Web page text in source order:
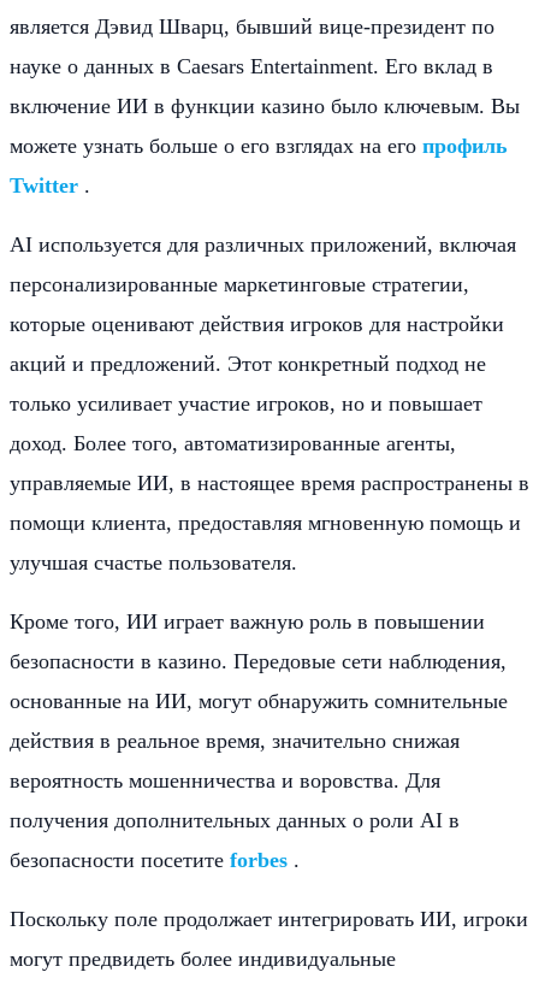
является Дэвид Шварц, бывший вице-президент по
науке о данных в Caesars Entertainment. Его вклад в
включение ИИ в функции казино было ключевым. Вы
можете узнать больше о его взглядах на его профиль
Twitter .
AI используется для различных приложений, включая
персонализированные маркетинговые стратегии,
которые оценивают действия игроков для настройки
акций и предложений. Этот конкретный подход не
только усиливает участие игроков, но и повышает
доход. Более того, автоматизированные агенты,
управляемые ИИ, в настоящее время распространены в
помощи клиента, предоставляя мгновенную помощь и
улучшая счастье пользователя.
Кроме того, ИИ играет важную роль в повышении
безопасности в казино. Передовые сети наблюдения,
основанные на ИИ, могут обнаружить сомнительные
действия в реальное время, значительно снижая
вероятность мошенничества и воровства. Для
получения дополнительных данных о роли AI в
безопасности посетите forbes .
Поскольку поле продолжает интегрировать ИИ, игроки
могут предвидеть более индивидуальные